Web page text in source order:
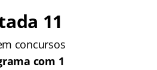
11
concursos
com 1